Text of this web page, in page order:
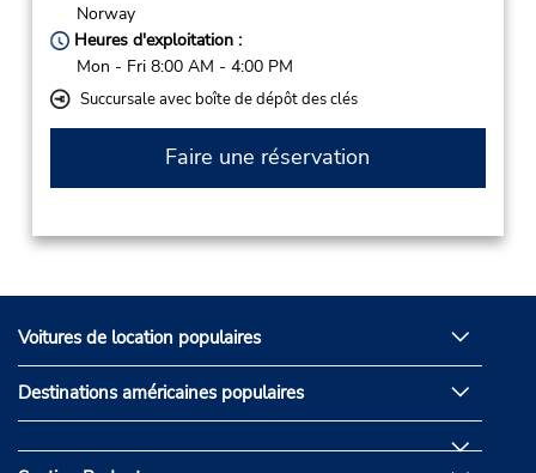
Norway
Heures d'exploitation :
Mon - Fri 8:00 AM - 4:00 PM
Succursale avec boîte de dépôt des clés
Faire une réservation
Voitures de location populaires
Destinations américaines populaires